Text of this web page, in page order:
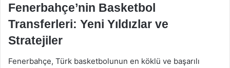
Fenerbahçe’nin Basketbol
Transferleri: Yeni Yıldızlar ve
Stratejiler
Fenerbahçe, Türk basketbolunun en köklü ve başarılı